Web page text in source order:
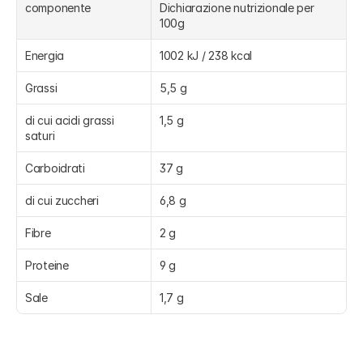
componente
Dichiarazione nutrizionale per
100g
Energia 1002 kJ / 238 kcal
Grassi 5,5 g
di cui acidi grassi
saturi
1,5 g
Carboidrati 37 g
di cui zuccheri 6,8 g
Fibre 2 g
Proteine 9 g
Sale 1,7 g